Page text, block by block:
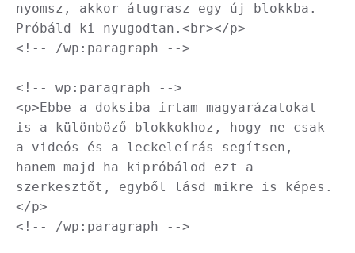
nyomsz, akkor átugrasz egy új blokkba.
Próbáld ki nyugodtan.<br></p>
<!-- /wp:paragraph -->
<!-- wp:paragraph -->
<p>Ebbe a doksiba írtam magyarázatokat
is a különböző blokkokhoz, hogy ne csak
a videós és a leckeleírás segítsen,
hanem majd ha kipróbálod ezt a
szerkesztőt, egyből lásd mikre is képes.
</p>
<!-- /wp:paragraph -->